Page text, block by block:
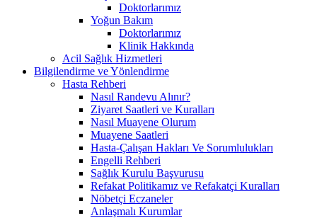
Doktorlarımız
Yoğun Bakım
Doktorlarımız
Klinik Hakkında
Acil Sağlık Hizmetleri
Bilgilendirme ve Yönlendirme
Hasta Rehberi
Nasıl Randevu Alınır?
Ziyaret Saatleri ve Kuralları
Nasıl Muayene Olurum
Muayene Saatleri
Hasta-Çalışan Hakları Ve Sorumlulukları
Engelli Rehberi
Sağlık Kurulu Başvurusu
Refakat Politikamız ve Refakatçi Kuralları
Nöbetçi Eczaneler
Anlaşmalı Kurumlar